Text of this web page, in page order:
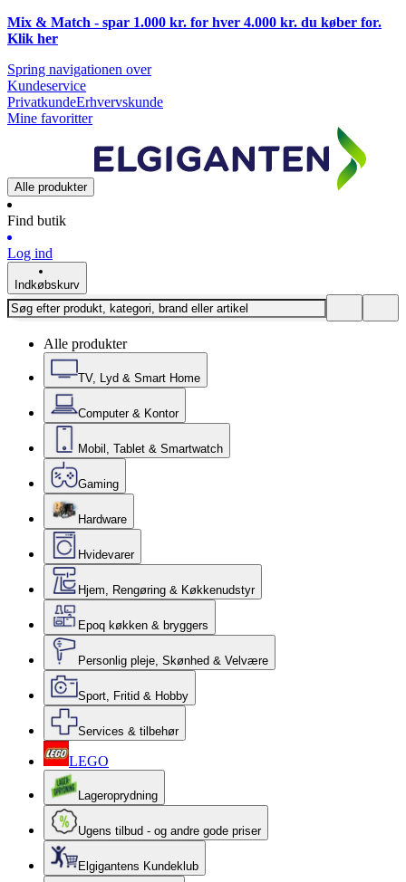
Mix & Match - spar 1.000 kr. for hver 4.000 kr. du køber for.
Klik her
Spring navigationen over
Kundeservice
PrivatkundeErhvervskunde
Mine favoritter
Alle produkter
Find butik
Log ind
Indkøbskurv
Alle produkter
TV, Lyd & Smart Home
Computer & Kontor
Mobil, Tablet & Smartwatch
Gaming
Hardware
Hvidevarer
Hjem, Rengøring & Køkkenudstyr
Epoq køkken & bryggers
Personlig pleje, Skønhed & Velvære
Sport, Fritid & Hobby
Services & tilbehør
LEGO
Lageroprydning
Ugens tilbud - og andre gode priser
Elgigantens Kundeklub